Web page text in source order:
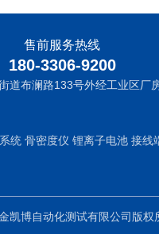
售前服务热线
180-3306-9200
道布澜路133号外经工业区厂
统 骨密度仪 锂离子电池 接线
凯博自动化测试有限公司版权